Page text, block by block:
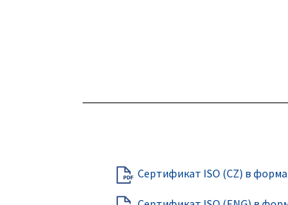
Сертификат ISO (CZ) в